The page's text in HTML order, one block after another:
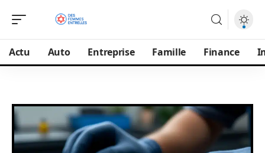
Actu Auto Entreprise Famille Finance